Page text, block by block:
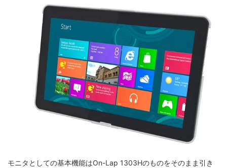
モニタとしての基本機能はOn-Lap 1303Hのものをそのまま引き